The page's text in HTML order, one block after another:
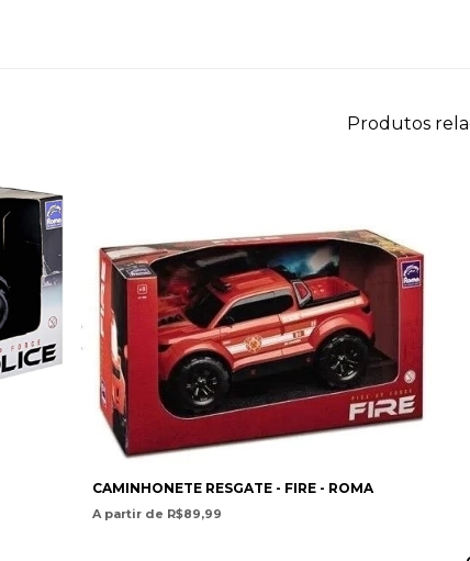
Produtos
CAMINHONETE RESGATE - FIRE - ROMA
A partir de R$89,99